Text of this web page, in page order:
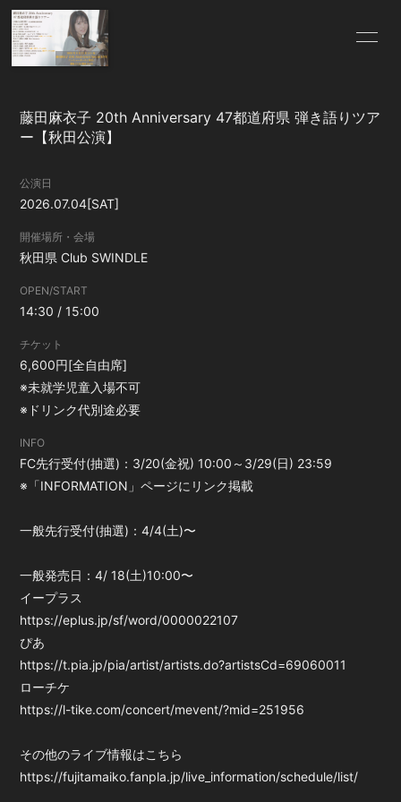
SCHEDULE PROFILE
BLOG
RADIO
Q&A
ファンレター・プレ
ゼントについて
藤田麻衣子 20th Anniversary 47都道府県 弾き語りツア
ー【秋田公演】
公演日
2026.07.04[SAT]
開催場所・会場
秋田県 Club SWINDLE
OPEN/START
14:30 / 15:00
チケット
6,600円[全自由席]
※未就学児童入場不可
※ドリンク代別途必要
INFO
FC先行受付(抽選)：3/20(金祝) 10:00～3/29(日) 23:59
※「INFORMATION」ページにリンク掲載
一般先行受付(抽選)：4/4(土)〜
一般発売日：4/ 18(土)10:00〜
イープラス
https://eplus.jp/sf/word/0000022107
ぴあ
https://t.pia.jp/pia/artist/artists.do?artistsCd=69060011
ローチケ
https://l-tike.com/concert/mevent/?mid=251956
その他のライブ情報はこちら
https://fujitamaiko.fanpla.jp/live_information/schedule/list/